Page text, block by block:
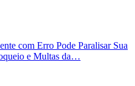
com Erro Pode Paralisar Sua
e Multas da…